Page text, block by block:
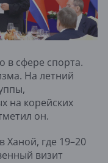
в сфере спорта.
На летний
на корейских
он.
Ханой, где 19–20
визит